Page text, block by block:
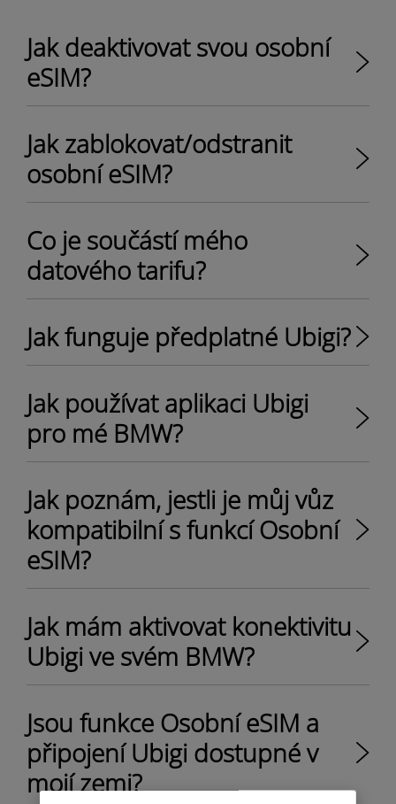
Jak deaktivovat svou osobní
eSIM?
Jak zablokovat/odstranit
osobní eSIM?
Co je součástí mého
datového tarifu?
Jak funguje předplatné Ubigi?
Jak používat aplikaci Ubigi
pro mé BMW?
Jak poznám, jestli je můj vůz
kompatibilní s funkcí Osobní
eSIM?
Jak mám aktivovat konektivitu
Ubigi ve svém BMW?
Jsou funkce Osobní eSIM a
připojení Ubigi dostupné v
mojí zemi?